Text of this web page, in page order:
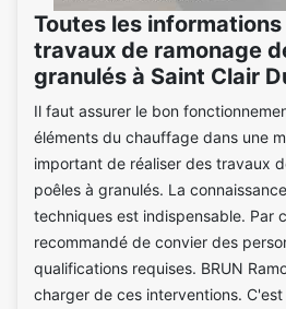
Toutes les
travaux de ramonage
granulés à Saint Clair
Il faut assurer le bon
éléments du chauffage dans une
important de réaliser des travaux
poêles à granulés. La
techniques est indispensable. Par
recommandé de convier des
qualifications requises. BRUN
charger de ces interventions. C'est